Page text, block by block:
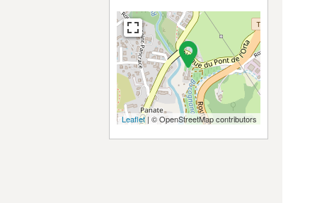
Leaflet| © OpenStreetMap contributors